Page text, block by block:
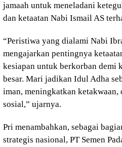
jamaah untuk meneladani
dan ketaatan Nabi Ismail AS
“Peristiwa yang dialami Nabi
mengajarkan pentingnya
kesiapan untuk berkorban demi
besar. Mari jadikan Idul Adha
iman, meningkatkan ketakwaan,
sosial,” ujarnya.
Pri menambahkan, sebagai
strategis nasional, PT Semen